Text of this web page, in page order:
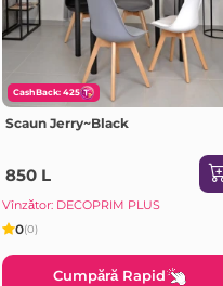
CashBack: 425
Scaun Jerry~Black
850 L
Vînzător: DECOPRIM PLUS
0(0)
Cumpără Rapid